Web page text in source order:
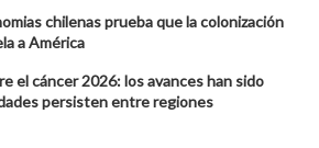
chilenas prueba que la colonización
a América
el cáncer 2026: los avances han sido
persisten entre regiones